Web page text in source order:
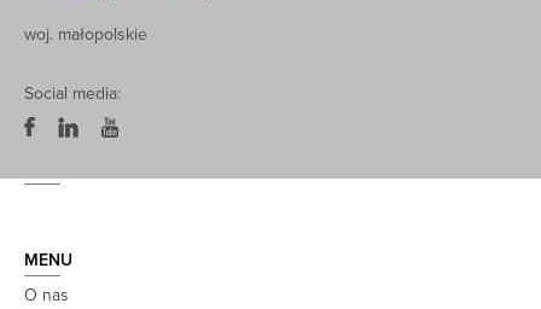
woj. małopolskie
Social media:
MENU
O nas